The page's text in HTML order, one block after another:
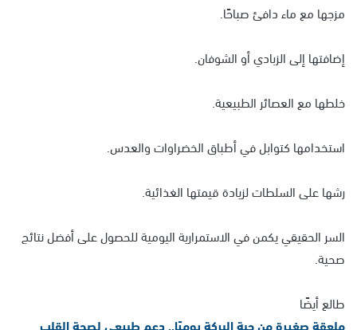
مزجها مع ماء دافئ صباحًا.
إضافتها إلى الزبادي أو الشوفان.
خلطها مع العصائر الطبيعية.
استخدامها كتوابل في أطباق الخضراوات والعدس.
رشها على السلطات لزيادة قيمتها الغذائية.
السر الحقيقي يكمن في الاستمرارية اليومية للحصول على أفضل نتائج
صحية.
طالع أيضًا
ملعقة صغيرة من حبة البركة يوميًا.. دعم طبيعي لصحة القلب